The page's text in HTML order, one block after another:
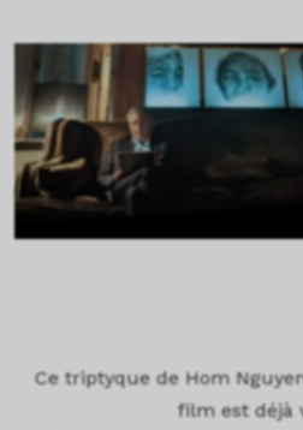
Ce triptyque de Hom
film est déjà